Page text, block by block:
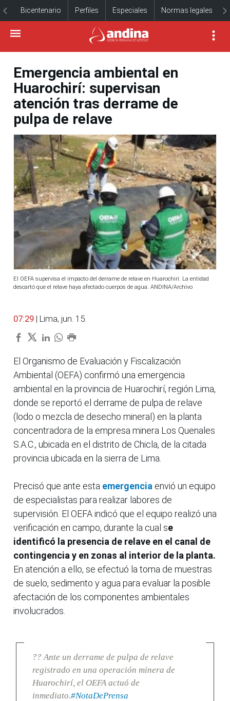
Bicentenario Perfiles Especiales Normas legales
Emergencia ambiental en
Huarochirí: supervisan
atención tras derrame de
pulpa de relave
El OEFA supervisa el impacto del derrame de relave en Huarochirí. La entidad
descartó que el relave haya afectado cuerpos de agua. ANDINA/Archivo
07:29 | Lima, jun. 15.
El Organismo de Evaluación y Fiscalización
Ambiental (OEFA) confirmó una emergencia
ambiental en la provincia de Huarochirí, región Lima,
donde se reportó el derrame de pulpa de relave
(lodo o mezcla de desecho mineral) en la planta
concentradora de la empresa minera Los Quenales
S.A.C., ubicada en el distrito de Chicla, de la citada
provincia ubicada en la sierra de Lima.
Precisó que ante esta emergencia envió un equipo
de especialistas para realizar labores de
supervisión. El OEFA indicó que el equipo realizó una
verificación en campo, durante la cual se
identificó la presencia de relave en el canal de
contingencia y en zonas al interior de la planta.
En atención a ello, se efectuó la toma de muestras
de suelo, sedimento y agua para evaluar la posible
afectación de los componentes ambientales
involucrados.
?? Ante un derrame de pulpa de relave
registrado en una operación minera de
Huarochirí, el OEFA actuó de
inmediato.#NotaDePrensa